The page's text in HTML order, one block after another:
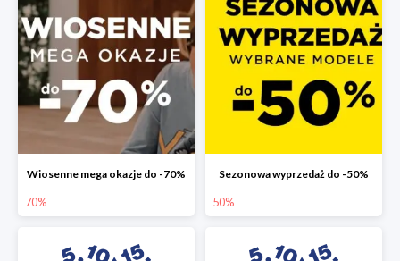
Wiosenne mega okazje do -70%
70%
Sezonowa wyprzedaż do -50%
50%